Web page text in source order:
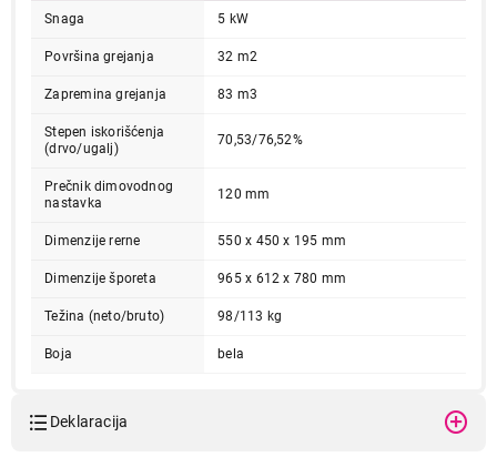
Snaga 5 kW
Površina grejanja 32 m2
Zapremina grejanja 83 m3
Stepen iskorišćenja
(drvo/ugalj)
70,53/76,52%
Prečnik dimovodnog
nastavka
120 mm
Dimenzije rerne 550 x 450 x 195 mm
Dimenzije šporeta 965 x 612 x 780 mm
Težina (neto/bruto) 98/113 kg
Boja bela
Deklaracija